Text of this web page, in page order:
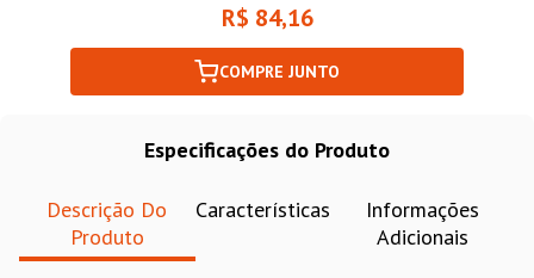
R$ 84,16
COMPRE JUNTO
Especificações do Produto
Descrição Do
Produto
Características
Informações
Adicionais